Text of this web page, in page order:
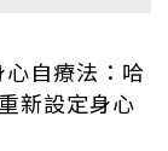
自療法：哈
新設定身心